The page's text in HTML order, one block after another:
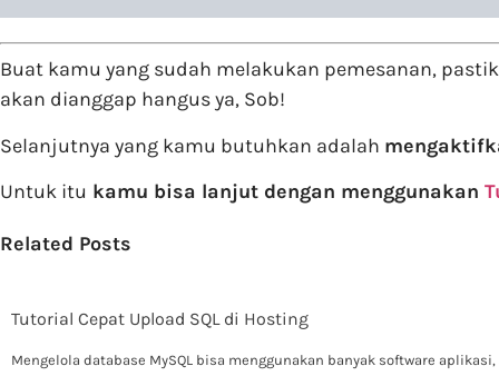
Buat kamu yang sudah melakukan pemesanan,
akan dianggap hangus ya, Sob!
Selanjutnya yang kamu butuhkan adalah
Untuk itu kamu bisa lanjut dengan menggunakan
Related Posts
Tutorial Cepat Upload SQL di Hosting
Mengelola database MySQL bisa menggunakan banyak software